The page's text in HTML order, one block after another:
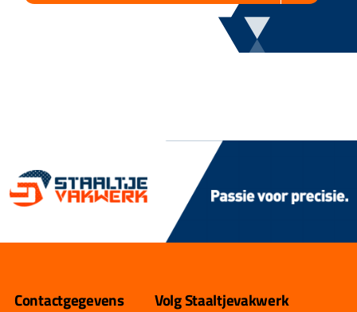
Contactgegevens Volg Staaltjevakwerk